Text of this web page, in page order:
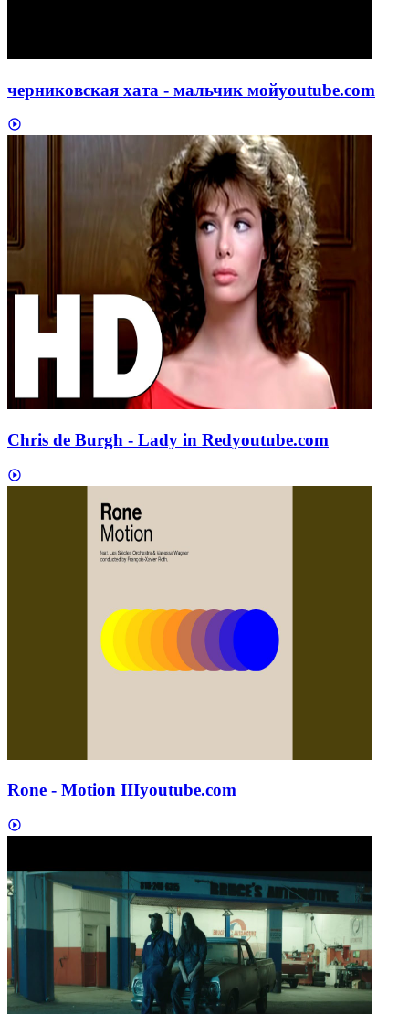
черниковская xата - мальчик мойyoutube.com
Chris de Burgh - Lady in Redyoutube.com
Rone - Motion IIIyoutube.com